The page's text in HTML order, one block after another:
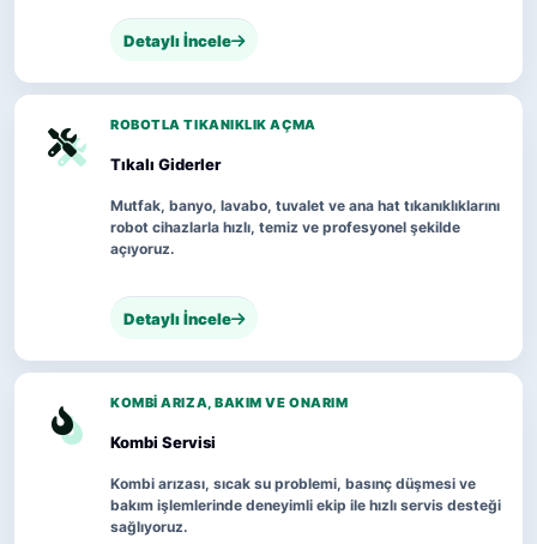
Detaylı İncele
ROBOTLA TIKANIKLIK AÇMA
Tıkalı Giderler
Mutfak, banyo, lavabo, tuvalet ve ana hat tıkanıklıklarını
robot cihazlarla hızlı, temiz ve profesyonel şekilde
açıyoruz.
Detaylı İncele
KOMBI ARIZA, BAKIM VE ONARIM
Kombi Servisi
Kombi arızası, sıcak su problemi, basınç düşmesi ve
bakım işlemlerinde deneyimli ekip ile hızlı servis desteği
sağlıyoruz.